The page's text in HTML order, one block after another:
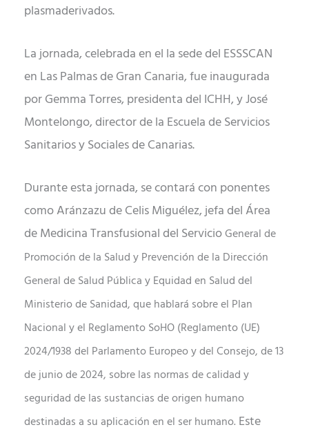
plasmaderivados.
La jornada, celebrada en el la sede del ESSSCAN
en Las Palmas de Gran Canaria, fue inaugurada
por Gemma Torres, presidenta del ICHH, y José
Montelongo, director de la Escuela de Servicios
Sanitarios y Sociales de Canarias.
Durante esta jornada, se contará con ponentes
como Aránzazu de Celis Miguélez, jefa del Área
de Medicina Transfusional del ServicioGeneral de
Promoción de la Salud y Prevención de la Dirección
General de Salud Pública y Equidad en Salud del
Ministerio de Sanidad, que hablará sobre el Plan
Nacional y el Reglamento SoHO (Reglamento (UE)
2024/1938 del Parlamento Europeo y del Consejo, de 13
de junio de 2024, sobre las normas de calidad y
seguridad de las sustancias de origen humano
destinadas a su aplicación en el ser humano. Este